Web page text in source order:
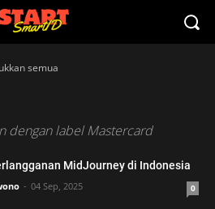
semua
dengan labelMastercard
MidJourney di Indonesia
04 Sep, 2025 0